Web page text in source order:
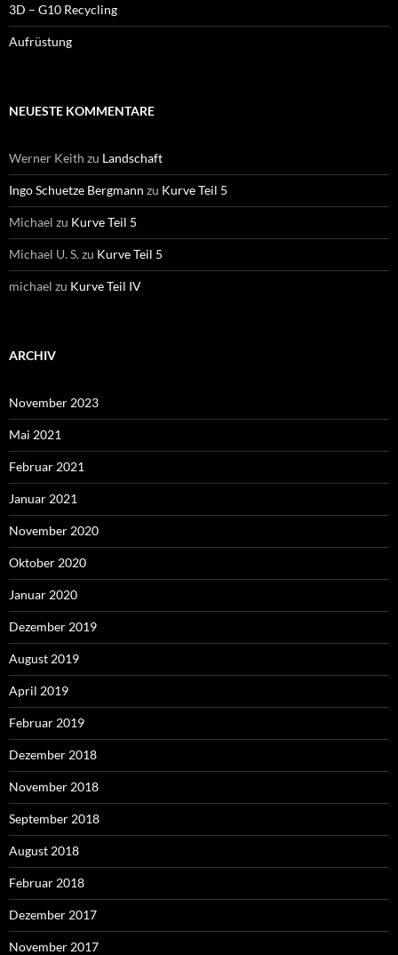
3D – G10 Recycling
Aufrüstung
NEUESTE KOMMENTARE
Werner Keith zu Landschaft
Ingo Schuetze Bergmann zu Kurve Teil 5
Michael zu Kurve Teil 5
Michael U. S.zu Kurve Teil 5
michael zu Kurve Teil IV
ARCHIV
November 2023
Mai 2021
Februar 2021
Januar 2021
November 2020
Oktober 2020
Januar 2020
Dezember 2019
August 2019
April 2019
Februar 2019
Dezember 2018
November 2018
September 2018
August 2018
Februar 2018
Dezember 2017
November 2017